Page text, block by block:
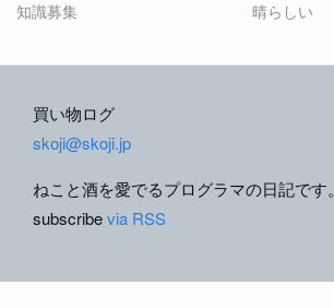
知識募集
晴らしい
買い物ログ
skoji@skoji.jp
ねこと酒を愛でるプログラマの日記です。
subscribevia RSS